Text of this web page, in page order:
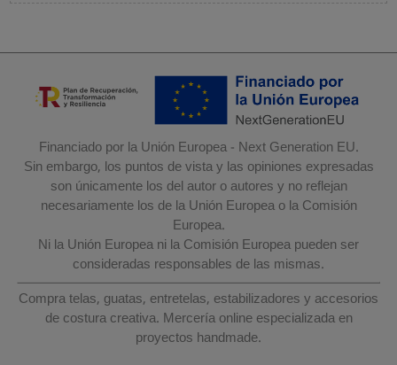
Financiado por la Unión Europea - Next Generation EU.
Sin embargo, los puntos de vista y las opiniones expresadas
son únicamente los del autor o autores y no reflejan
necesariamente los de la Unión Europea o la Comisión
Europea.
Ni la Unión Europea ni la Comisión Europea pueden ser
consideradas responsables de las mismas.
Compra telas, guatas, entretelas, estabilizadores y accesorios
de costura creativa. Mercería online especializada en
proyectos handmade.